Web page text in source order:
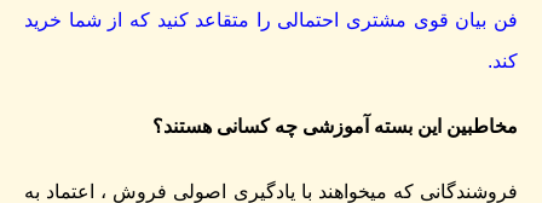
فن بیان قوی مشتری احتمالی را متقاعد کنید که از شما خرید
کند.
مخاطبین این بسته آموزشی چه کسانی هستند؟
فروشندگانی که میخواهند با یادگیری اصولی فروش ، اعتماد به